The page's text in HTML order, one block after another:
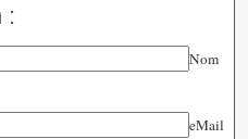
:
Nom
eMail